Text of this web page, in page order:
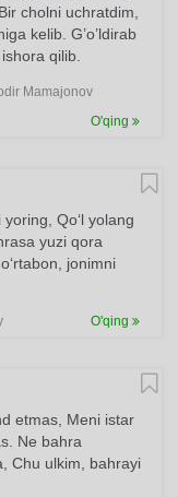
cholni uchratdim,
kelib. G’o’ldirab
qilib.
Mamajonov
O'qing
Qo‘l yolang
yuzi qora
jonimni
O'qing
etmas, Meni istar
Ne bahra
Chu ulkim, bahrayi